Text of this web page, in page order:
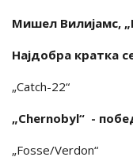
Мишел Вилијамс,
Најдобра кратка
„Catch-22“
„Chernobyl“ -
„Fosse/Verdon“